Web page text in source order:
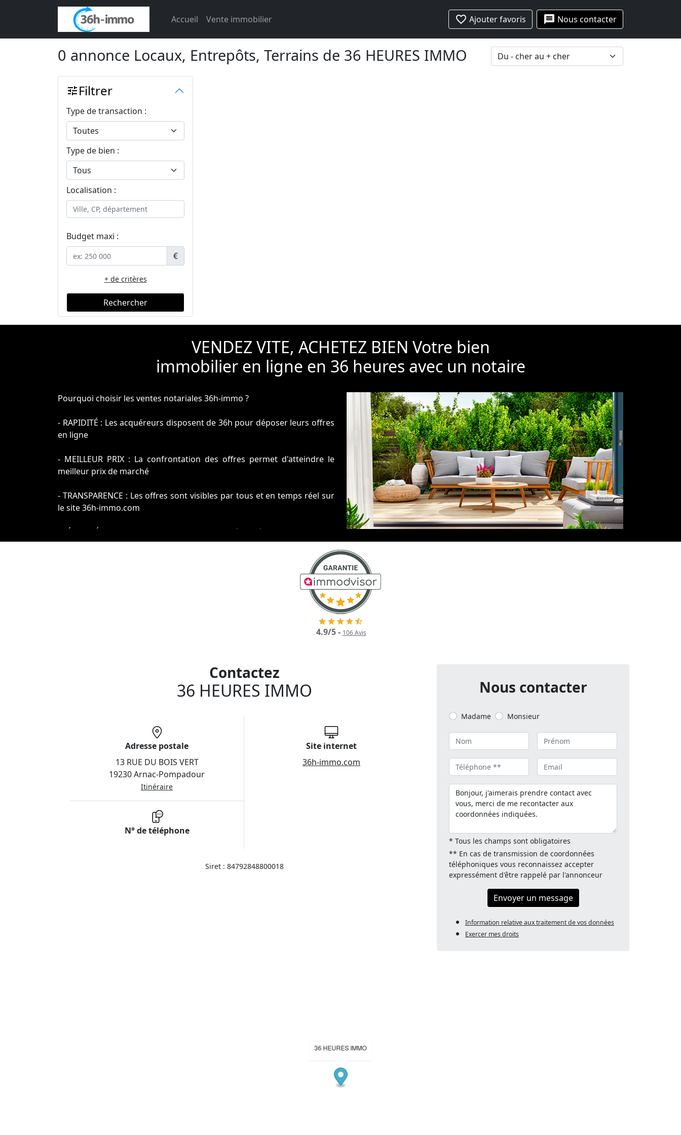
Accueil Vente immobilier favorite_border Ajouter favoris message Nous contacter
0 annonce Locaux, Entrepôts, Terrains de 36 HEURES IMMO
tune Filtrer
Type de transaction :
Type de bien :
Localisation :
Budget maxi :
€
+ de critères
Rechercher
VENDEZ VITE, ACHETEZ BIEN Votre bien
immobilier en ligne en 36 heures avec un notaire
Pourquoi choisir les ventes notariales 36h-immo ?
- RAPIDITÉ : Les acquéreurs disposent de 36h pour déposer leurs offres
en ligne
- MEILLEUR PRIX : La confrontation des offres permet d'atteindre le
meilleur prix de marché
- TRANSPARENCE : Les offres sont visibles par tous et en temps réel sur
le site 36h-immo.com
- SÉCURITÉ : L'ensemble de la transaction est sécurisée par un notaire
4.9/5 - 106Avis
Contactez
36 HEURES IMMO
Adresse postale
13 RUE DU BOIS VERT
19230 Arnac-Pompadour
Itinéraire
Site internet
36h-immo.com
N° de téléphone
Siret : 84792848800018
Nous contacter
Madame Monsieur
* Tous les champs sont obligatoires
** En cas de transmission de coordonnées
téléphoniques vous reconnaissez accepter
expressément d'être rappelé par l'annonceur
Envoyer un message
Information relative aux traitement de vos données
Exercer mes droits
36 HEURES IMMO